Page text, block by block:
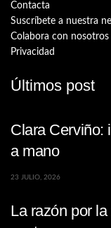
Contacta
Suscríbete a nuestra
Colabora con nosotros
Privacidad
Últimos post
Clara Cerviño:
a mano
23 JULIO, 2026
La razón por